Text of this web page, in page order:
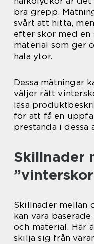
bra grepp.
svårt att hitta,
efter skor med en
material som ger
hala ytor.
Dessa mätningar
väljer rätt
läsa
för att få en
prestanda i dessa
Skillnader
Skillnader mellan
kan vara
och material. Här
skilja sig från